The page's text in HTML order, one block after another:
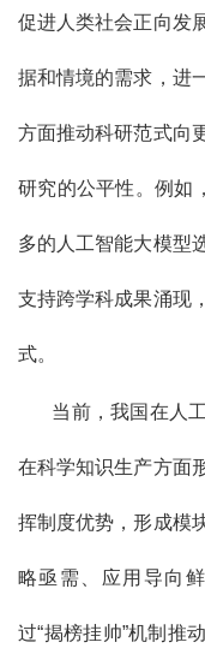
促进人类社会正向发
据和情境的需求，进
方面推动科研范式向
研究的公平性。例如
多的人工智能大模型
支持跨学科成果涌现
式。
当前，我国在人工
在科学知识生产方面
挥制度优势，形成模
略亟需、应用导向
过“揭榜挂帅”机制推